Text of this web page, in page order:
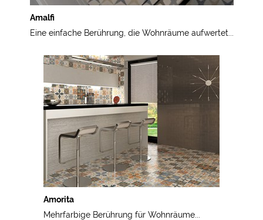
Amalfi
Eine einfache Berührung, die Wohnräume aufwertet...
Amorita
Mehrfarbige Berührung für Wohnräume...